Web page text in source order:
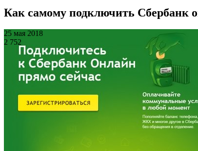
Как самому подключить Сбербанк
25 мая 2018
2 752